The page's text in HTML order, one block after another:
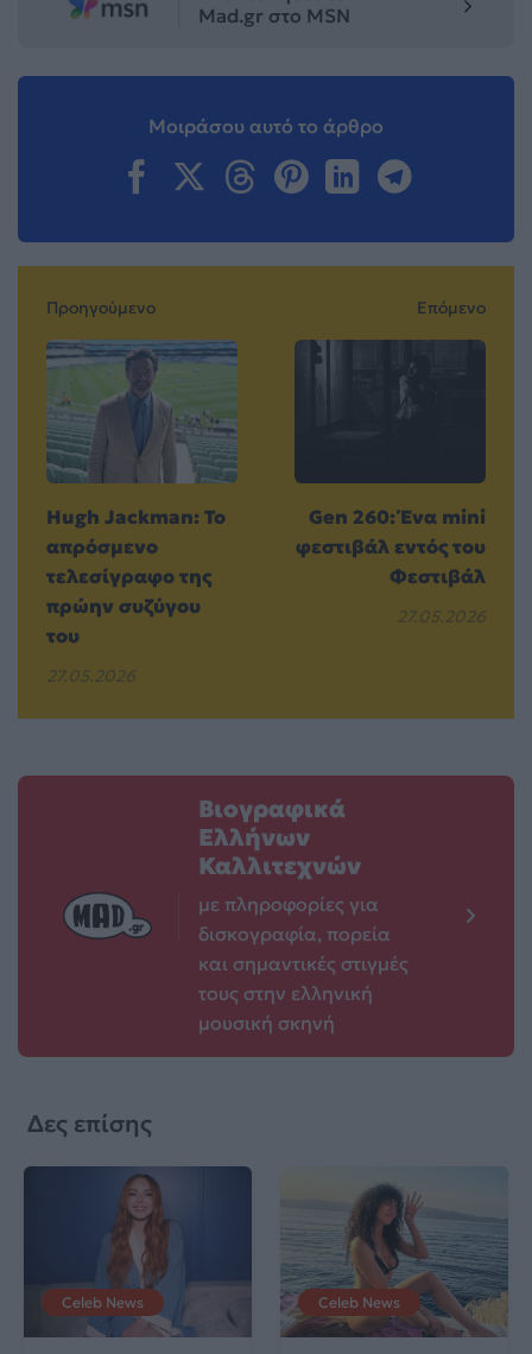
Mad.gr στο MSN
Μοιράσου αυτό το άρθρο
Προηγούμενο
Hugh Jackman: Το
απρόσμενο
τελεσίγραφο της
πρώην συζύγου
του
27.05.2026
Επόμενο
Gen 260: Ένα mini
φεστιβάλ εντός του
Φεστιβάλ
27.05.2026
Βιογραφικά
Ελλήνων
Καλλιτεχνών
με πληροφορίες για
δισκογραφία, πορεία
και σημαντικές στιγμές
τους στην ελληνική
μουσική σκηνή
Δες επίσης
Celeb News Celeb News